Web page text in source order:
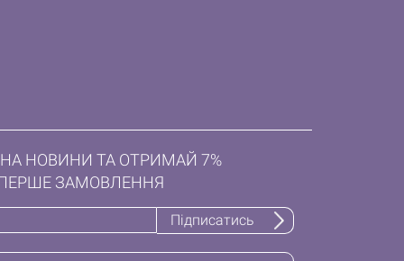
НОВИНИ ТА ОТРИМАЙ 7%
ЗАМОВЛЕННЯ
Підписатись